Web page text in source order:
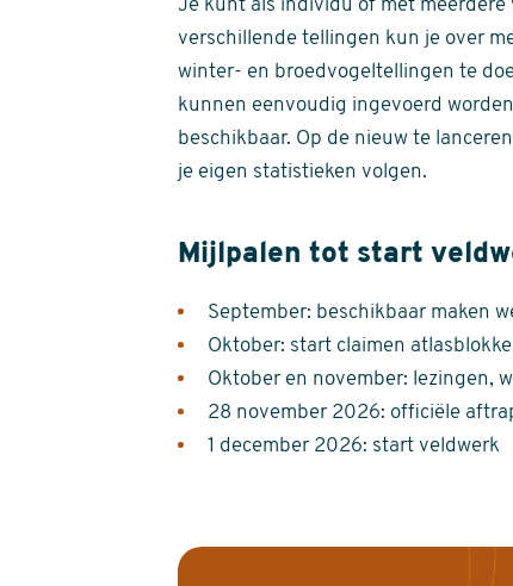
Je kunt als individu of met meerdere
verschillende tellingen kun je over
winter- en broedvogeltellingen te
kunnen eenvoudig ingevoerd
beschikbaar. Op de nieuw te
je eigen statistieken volgen.
Mijlpalen tot start
September: beschikbaar maken
Oktober: start claimen
Oktober en november: lezingen,
28 november 2026: officiële
1 december 2026: start veldwerk